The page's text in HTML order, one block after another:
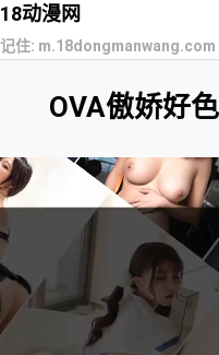
18动漫网
记住: m.18dongmanwang.com
OVA傲娇好